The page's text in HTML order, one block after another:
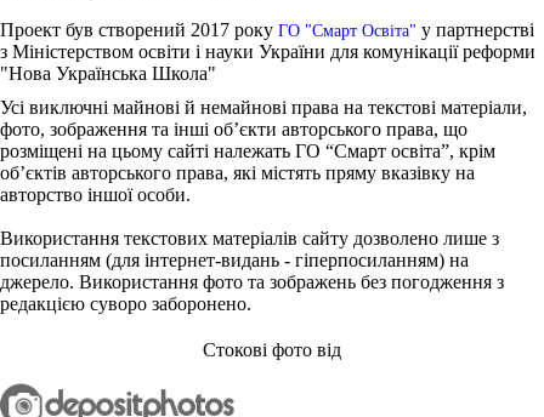
Проект був створений 2017 року ГО "Смарт Освіта" у партнерстві
з Міністерством освіти і науки України для комунікації реформи
"Нова Українська Школа"
Усі виключні майнові й немайнові права на текстові матеріали,
фото, зображення та інші об’єкти авторського права, що
розміщені на цьому сайті належать ГО “Смарт освіта”, крім
об’єктів авторського права, які містять пряму вказівку на
авторство іншої особи.
Використання текстових матеріалів сайту дозволено лише з
посиланням (для інтернет-видань - гіперпосиланням) на
джерело. Використання фото та зображень без погодження з
редакцією суворо заборонено.
Стокові фото від